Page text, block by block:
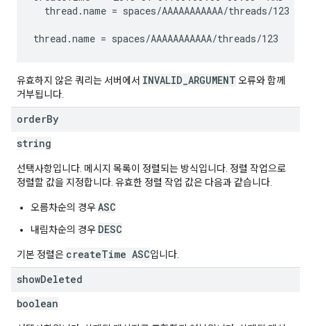
  thread.name = spaces/AAAAAAAAAAA/threads/123
유효하지 않은 쿼리는 서버에서 INVALID_ARGUMENT 오류와 함께
거부됩니다.
orderBy
string
선택사항입니다. 메시지 목록이 정렬되는 방식입니다. 정렬 작업으로
정렬할 값을 지정합니다. 유효한 정렬 작업 값은 다음과 같습니다.
오름차순의 경우ASC
내림차순의 경우 DESC
기본 정렬은 createTime ASC입니다.
showDeleted
boolean